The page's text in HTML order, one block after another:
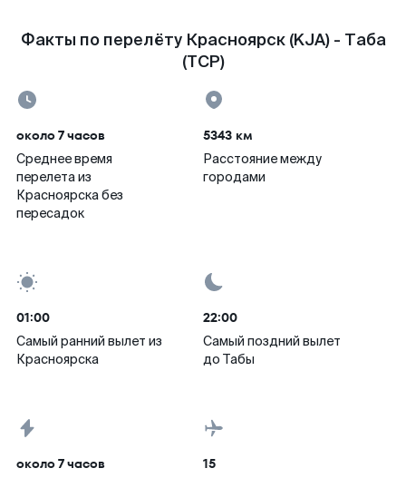
Факты по перелёту Красноярск (KJA) - Таба
(TCP)
около 7 часов
Среднее время
перелета из
Красноярска без
пересадок
5343 км
Расстояние между
городами
01:00
Самый ранний вылет из
Красноярска
22:00
Самый поздний вылет
до Табы
около 7 часов 15